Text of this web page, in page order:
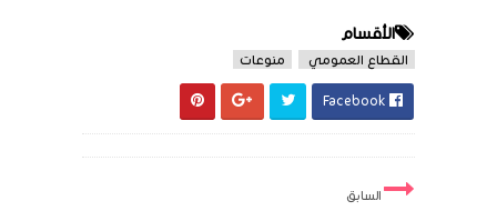
الأقسام
القطاع العمومي منوعات
السابق